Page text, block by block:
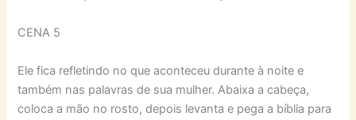
CENA 5
Ele fica refletindo no que aconteceu durante à noite e
também nas palavras de sua mulher. Abaixa a cabeça,
coloca a mão no rosto, depois levanta e pega a bíblia para